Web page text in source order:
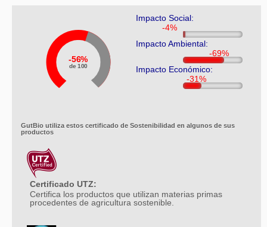
56%
de 100
Impacto Social:
Impacto Ambiental:
Impacto Económico:
GutBio utiliza estos certificado de Sostenibilidad en algunos de sus
productos
Certificado UTZ:
Certifica los productos que utilizan materias primas
procedentes de agricultura sostenible.